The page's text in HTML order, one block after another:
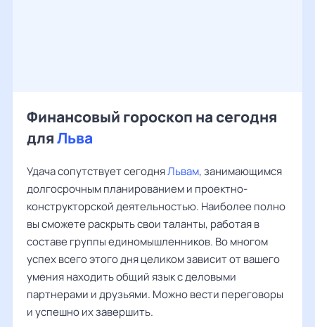
Финансовый гороскоп на сегодня
дляЛьва
Удача сопутствует сегодняЛьвам, занимающимся
долгосрочным планированием и проектно-
конструкторской деятельностью. Наиболее полно
вы сможете раскрыть свои таланты, работая в
составе группы единомышленников. Во многом
успех всего этого дня целиком зависит от вашего
умения находить общий язык с деловыми
партнерами и друзьями. Можно вести переговоры
и успешно их завершить.